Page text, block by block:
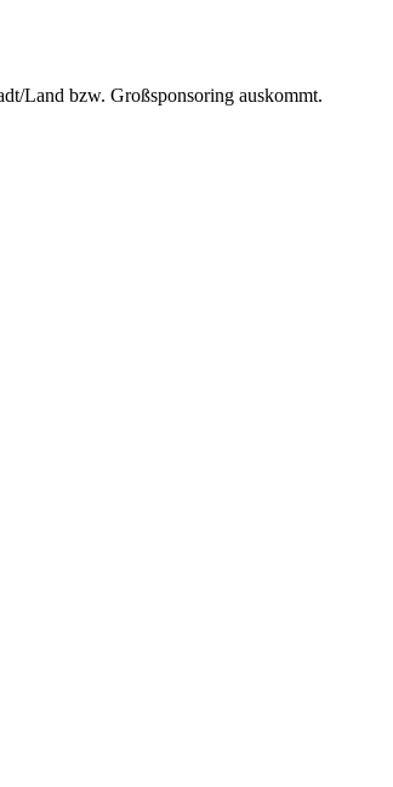
Land bzw. Großsponsoring auskommt.